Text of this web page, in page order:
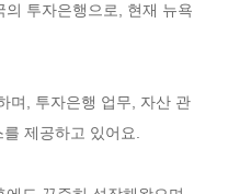
투자은행으로, 현재 뉴욕
며, 투자은행 업무, 자산 관
제공하고 있어요.